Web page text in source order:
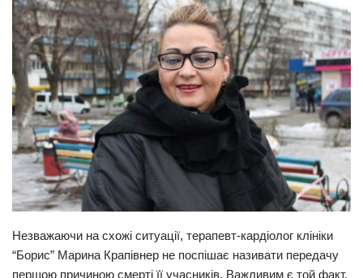
Незважаючи на схожі ситуації, терапевт-кардіолог клініки
“Борис” Марина Крапівнер не поспішає називати передачу
першою причиною смерті її учасників. Важливим є той факт,